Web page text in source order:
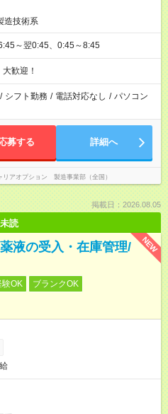
造技術系
～翌0:45、0:45～8:45
歓迎！
/ シフト勤務 / 電話対応なし / パソコン
募する 詳細へ
リアオプション 製造事業部（全国）
掲載日：2026.08.05
未読
NEW
液の受入・在庫管理/
験OK
ブランクOK